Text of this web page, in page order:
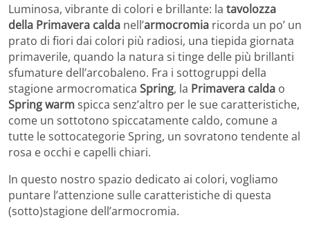
Luminosa, vibrante di colori e brillante: la tavolozza
della Primavera calda nell’armocromia ricorda un po’ un
prato di fiori dai colori più radiosi, una tiepida giornata
primaverile, quando la natura si tinge delle più brillanti
sfumature dell’arcobaleno. Fra i sottogruppi della
stagione armocromatica Spring, la Primavera calda o
Spring warmspicca senz’altro per le sue caratteristiche,
come un sottotono spiccatamente caldo, comune a
tutte le sottocategorie Spring, un sovratono tendente al
rosa e occhi e capelli chiari.
In questo nostro spazio dedicato ai colori, vogliamo
puntare l’attenzione sulle caratteristiche di questa
(sotto)stagione dell’armocromia.